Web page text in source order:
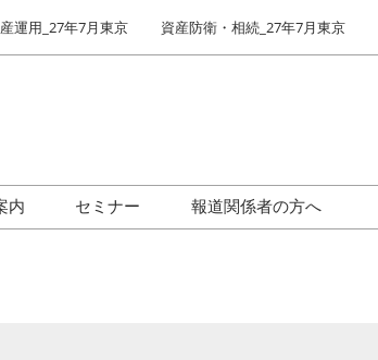
運用_27年7月東京 資産防衛・相続_27年7月東京
内
セミナー
報道関係者の方へ